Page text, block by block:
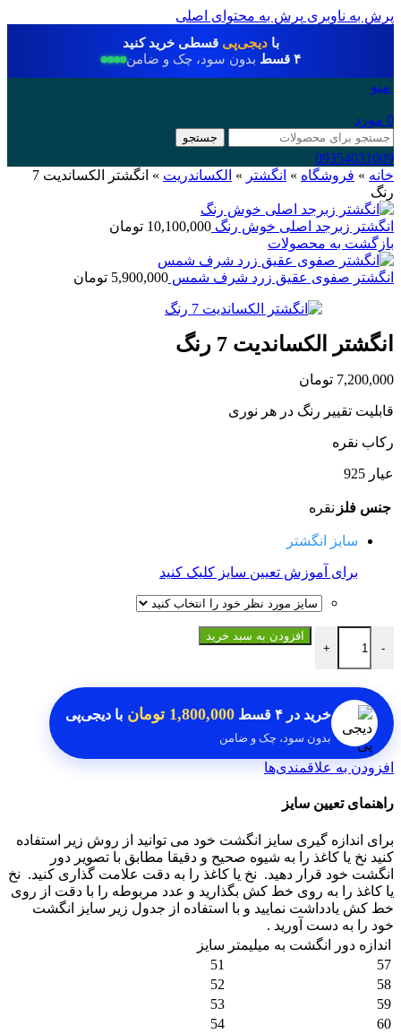
پرش به ناوبری پرش به محتوای اصلی
بادیجی‌پی قسطی خرید کنید
۴ قسط
بدون سود، چک و ضامن
منو
0 مورد
جستجو
09354031009
خانه » فروشگاه » انگشتر » الکساندریت »
انگشتر الکساندیت 7
رنگ
انگشتر زبرجد اصلی خوش رنگ 10,100,000 تومان
بازگشت به محصولات
انگشتر صفوی عقیق زرد شرف شمس 5,900,000 تومان
انگشتر الکساندیت 7 رنگ
7,200,000 تومان
قابلیت تقییر رنگ در هر نوری
رکاب نقره
عیار 925
جنس فلز نقره
سایز انگشتر
برای آموزش تعیین سایز کلیک کنید
-
انگشتر الکساندیت 7 رنگ عدد
+
افزودن به سبد خرید
خرید در ۴ قسط 1,800,000 تومان با دیجی‌پی
بدون سود، چک و ضامن
افزودن به علاقمندی‌ها
راهنمای تعیین سایز
برای اندازه گیری سایز انگشت خود می توانید از روش زیر استفاده
کنید نخ یا کاغذ را به شیوه صحیح و دقیقا مطابق با تصویر دور
انگشت خود قرار دهید. نخ یا کاغذ را به دقت علامت گذاری کنید. نخ
یا کاغذ را به روی خط کش بگذارید و عدد مربوطه را با دقت از روی
خط کش یادداشت نمایید و با استفاده از جدول زیر سایز انگشت
خود را به دست آورید .
اندازه دور انگشت به میلیمتر سایز
57
51
58
52
59
53
60
54